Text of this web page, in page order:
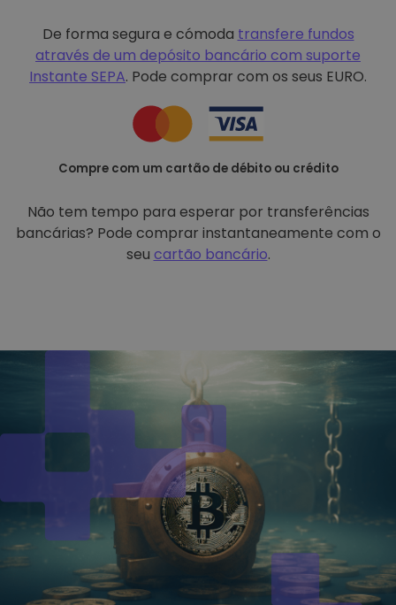
De forma segura e cómoda transfere fundos
através de um depósito bancário com suporte
Instante SEPA. Pode comprar com os seus EURO.
Compre com um cartão de débito ou crédito
Não tem tempo para esperar por transferências
bancárias? Pode comprar instantaneamente com o
seu cartão bancário.